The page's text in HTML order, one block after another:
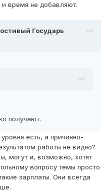
и время не добавляют.
Государь
получают.
есть, а причинно-
работы не видно?
могут и, возможно, хотят
вопросу темы просто
зарплаты. Они всегда